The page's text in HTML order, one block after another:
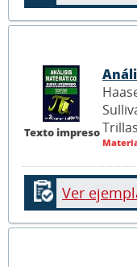
Texto impreso
Ver